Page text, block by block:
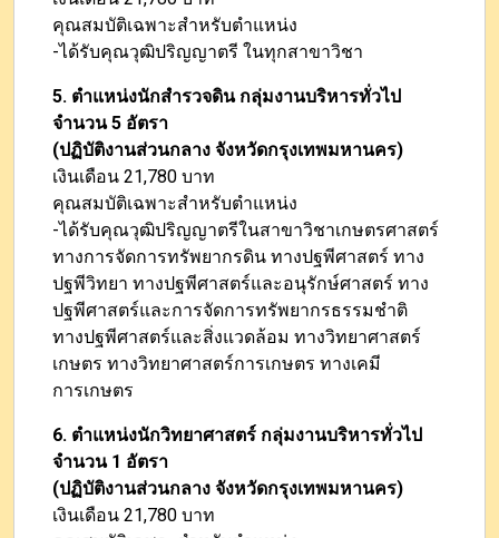
คุณสมบัติเฉพาะสำหรับตำแหน่ง
-ได้รับคุณวุฒิปริญญาตรี ในทุกสาขาวิชา
5. ตำแหน่งนักสำรวจดิน กลุ่มงานบริหารทั่วไป
จำนวน 5 อัตรา
(ปฏิบัติงานส่วนกลาง จังหวัดกรุงเทพมหานคร)
เงินเดือน 21,780 บาท
คุณสมบัติเฉพาะสำหรับตำแหน่ง
-ได้รับคุณวุฒิปริญญาตรีในสาขาวิชาเกษตรศาสตร์
ทางการจัดการทรัพยากรดิน ทางปฐพีศาสตร์ ทาง
ปฐพีวิทยา ทางปฐพีศาสตร์และอนุรักษ์ศาสตร์ ทาง
ปฐพีศาสตร์และการจัดการทรัพยากรธรรมชำติ
ทางปฐพีศาสตร์และสิ่งแวดล้อม ทางวิทยาศาสตร์
เกษตร ทางวิทยาศาสตร์การเกษตร ทางเคมี
การเกษตร
6. ตำแหน่งนักวิทยาศาสตร์ กลุ่มงานบริหารทั่วไป
จำนวน 1 อัตรา
(ปฏิบัติงานส่วนกลาง จังหวัดกรุงเทพมหานคร)
เงินเดือน 21,780 บาท